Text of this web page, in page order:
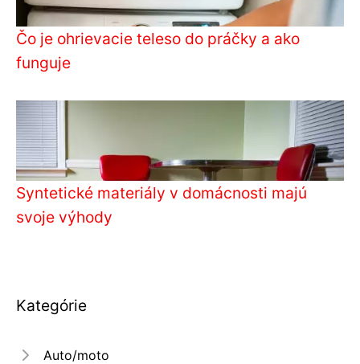
Čo je ohrievacie teleso do práčky a ako
funguje
Syntetické materiály v domácnosti majú
svoje výhody
Kategórie
Auto/moto